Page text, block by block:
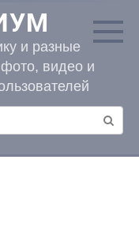
и разные
видео и